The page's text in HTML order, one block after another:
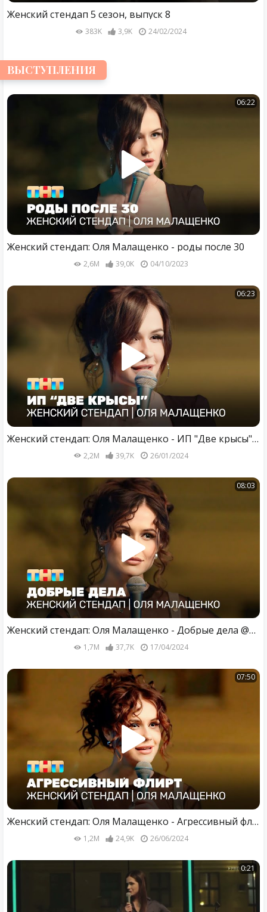
Женский стендап 5 сезон, выпуск 8
383K 3,9K 24/02/2024
ВЫСТУПЛЕНИЯ
06:22
Женский стендап: Оля Малащенко - роды после 30
2,6M 39,0K 04/10/2023
06:23
Женский стендап: Оля Малащенко - ИП "Две крысы" @TNT_television
2,2M 39,7K 26/01/2024
08:03
Женский стендап: Оля Малащенко - Добрые дела @TNT_television
1,7M 37,7K 17/04/2024
07:50
Женский стендап: Оля Малащенко - Агрессивный флирт @TNT_television
1,2M 24,9K 26/06/2024
0:21